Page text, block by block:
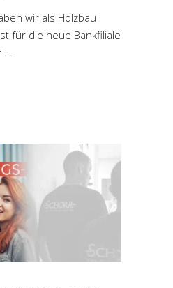
wir als Holzbau
für die neue Bankfiliale